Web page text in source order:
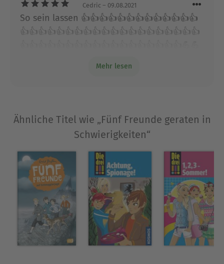
Cedric – 09.08.2021
So sein lassen 👍👍👍👍👍👍👍👍👍👍👍👍👍
👍👍👍👍👍👍👍👍👍👍👍👍👍👍👍👍👍👍👍👍
Mehr lesen
Ähnliche Titel wie „Fünf Freunde geraten in
Schwierigkeiten“